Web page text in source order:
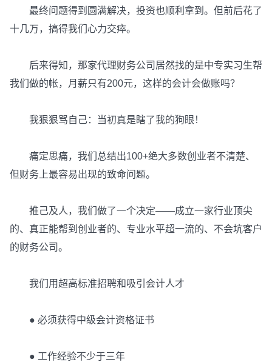
最终问题得到圆满解决，投资也顺利拿到。但前后花了
十几万，搞得我们心力交瘁。
后来得知，那家代理财务公司居然找的是中专实习生帮
我们做的帐，月薪只有200元，这样的会计会做账吗？
我狠狠骂自己：当初真是瞎了我的狗眼！
痛定思痛，我们总结出100+绝大多数创业者不清楚、
但财务上最容易出现的致命问题。
推己及人，我们做了一个决定——成立一家行业顶尖
的、真正能帮到创业者的、专业水平超一流的、不会坑客户
的财务公司。
我们用超高标准招聘和吸引会计人才
● 必须获得中级会计资格证书
● 工作经验不少于三年